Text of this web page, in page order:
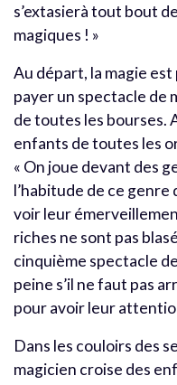
s’extasierà tout bout
magiques ! »
Au départ, la magie
payer un spectacle de
de toutes les bourses.
enfants de toutes les
« On joue devant des
l’habitude de ce genre
voir leur
riches ne sont pas
cinquième spectacle
peine s’il ne faut pas
pour avoir leur
Dans les couloirs des
magicien croise des